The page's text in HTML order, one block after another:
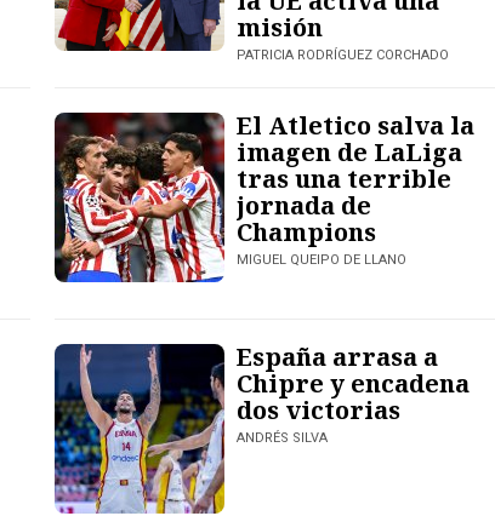
misión
PATRICIA RODRÍGUEZ CORCHADO
El Atletico salva la
imagen de LaLiga
tras una terrible
jornada de
Champions
MIGUEL QUEIPO DE LLANO
España arrasa a
Chipre y encadena
dos victorias
ANDRÉS SILVA